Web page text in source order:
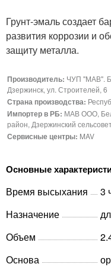
Грунт-эмаль создает
развития коррозии и
защиту металла.
Производитель: ЧУП "МАВ".
Дзержинск, ул. Строителей, 6
Страна производства:
Импортер в РБ: МАВ ООО,
район, Дзержинский
Сервисные центры: MAV
Основные
Время высыхания
3
Назначение
Объем
Основа